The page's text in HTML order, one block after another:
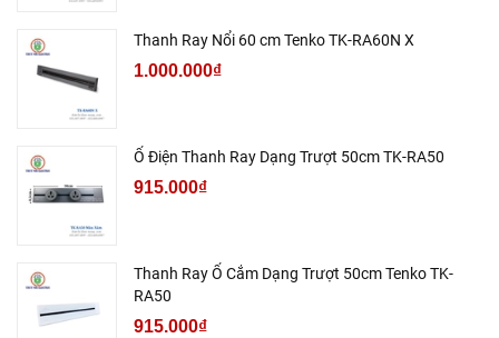
Thanh Ray Nổi 60 cm Tenko TK-RA60N X
1.000.000₫
Ổ Điện Thanh Ray Dạng Trượt 50cm TK-RA50
915.000₫
Thanh Ray Ổ Cắm Dạng Trượt 50cm Tenko TK-
RA50
915.000₫